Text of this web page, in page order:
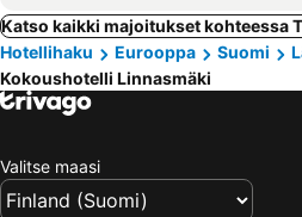
Katso kaikki majoitukset kohteessa
Hotellihaku
Eurooppa Suomi
Kokoushotelli Linnasmäki
Valitse maasi